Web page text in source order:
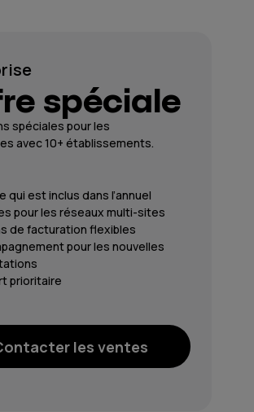
spéciale
spéciales pour les
avec 10+ établissements.
les ventes
qui est inclus dans l’annuel
pour les réseaux multi-sites
de facturation flexibles
pour les nouvelles
prioritaire